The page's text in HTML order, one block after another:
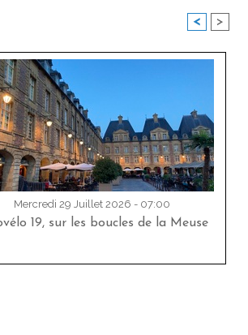
< >
Mercredi 29 Juillet 2026 - 07:00
19, sur les boucles de la Meuse